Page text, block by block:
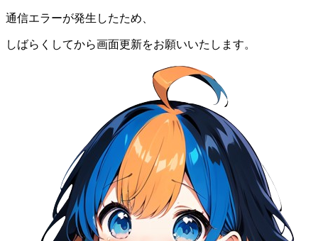
通信エラーが発生したため、
しばらくしてから画面更新をお願いいたします。